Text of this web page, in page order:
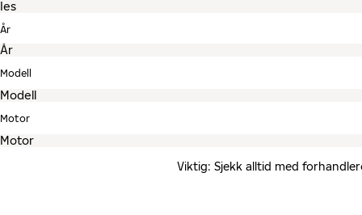
År
Modell
Motor
Viktig: Sjekk alltid med